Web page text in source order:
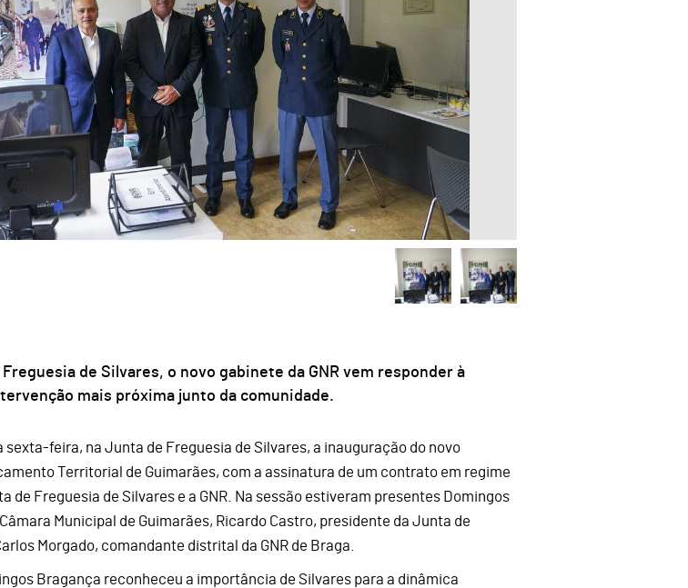
de Silvares, o novo gabinete da GNR vem responder à
mais próxima junto da comunidade.
sexta-feira, na Junta de Freguesia de Silvares, a inauguração do novo
Territorial de Guimarães, com a assinatura de um contrato em regime
de Freguesia de Silvares e a GNR. Na sessão estiveram presentes Domingos
Municipal de Guimarães, Ricardo Castro, presidente da Junta de
Morgado, comandante distrital da GNR de Braga.
Bragança reconheceu a importância de Silvares para a dinâmica